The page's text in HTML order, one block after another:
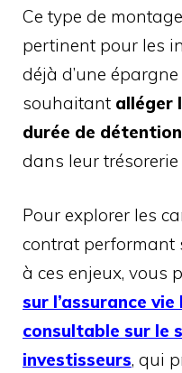
Ce type de
pertinent pour les
déjà d’une
souhaitant alléger
durée de
dans leur
Pour explorer les
contrat performant
à ces enjeux, vous
sur l’assurance
consultable sur le
investisseurs, qui